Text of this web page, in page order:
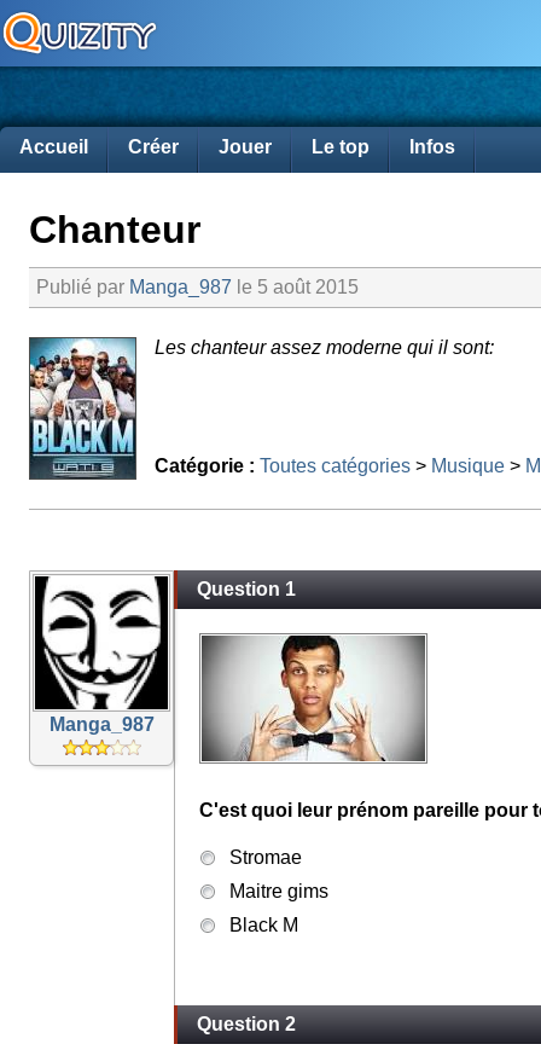
Accueil Créer Jouer Le top Infos
Chanteur
Publié par Manga_987 le 5 août 2015
Les chanteur assez moderne qui il sont:
Catégorie : Toutes catégories > Musique >
Manga_987
Question 1
C'est quoi leur prénom pareille pour
Stromae
Maitre gims
Black M
Question 2